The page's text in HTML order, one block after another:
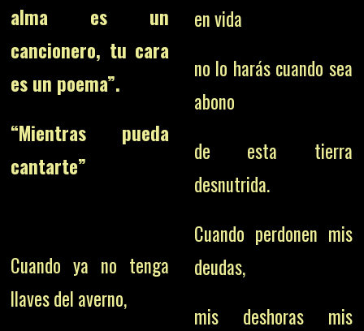
alma es un
cancionero, tu cara
es un poema”.
“Mientras pueda
cantarte”
Cuando ya no tenga
llaves del averno,
en vida
no lo harás cuando sea
abono
de esta tierra
desnutrida.
Cuando perdonen mis
deudas,
mis deshoras mis